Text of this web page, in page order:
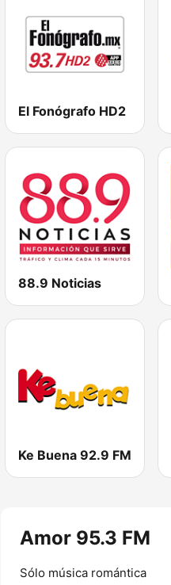
El Fonógrafo HD2
88.9 Noticias
Ke Buena 92.9 FM
Amor 95.3 FM
Sólo música romántica